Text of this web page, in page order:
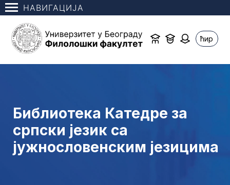
НАВИГАЦИЈА
ћир
Библиотека Катедре за
српски језик са
јужнословенским језицима